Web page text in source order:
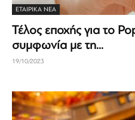
ΕΤΑΙΡΙΚΆ ΝΈΑ
Τέλος εποχής για το
συμφωνία με τη...
19/10/2023